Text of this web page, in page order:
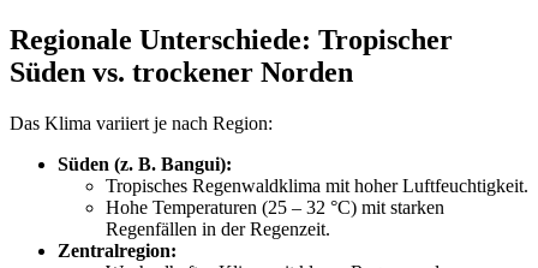
Regionale Unterschiede: Tropischer
Süden vs. trockener Norden
Das Klima variiert je nach Region:
Süden (z. B. Bangui):
Tropisches Regenwaldklima mit hoher Luftfeuchtigkeit.
Hohe Temperaturen (25 – 32 °C) mit starken
Regenfällen in der Regenzeit.
Zentralregion: